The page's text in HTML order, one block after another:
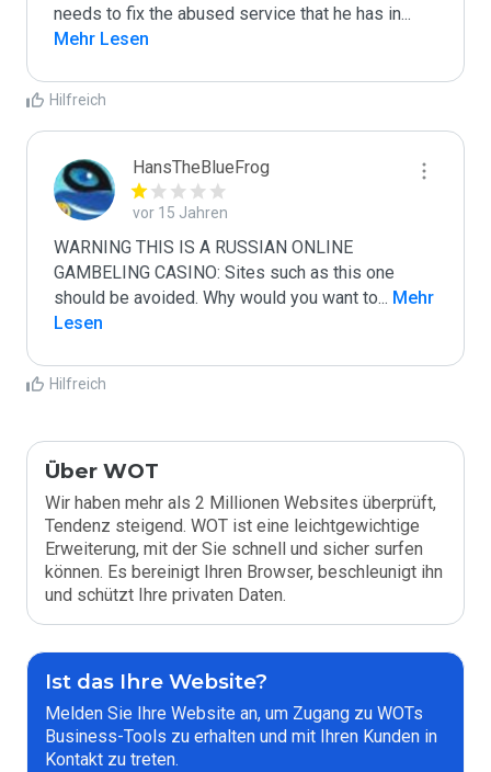
needs to fix the abused service that he has in...
Mehr Lesen
Hilfreich
HansTheBlueFrog
vor 15 Jahren
WARNING THIS IS A RUSSIAN ONLINE
GAMBELING CASINO: Sites such as this one
should be avoided. Why would you want to... Mehr
Lesen
Hilfreich
Über WOT
Wir haben mehr als 2 Millionen Websites überprüft,
Tendenz steigend. WOT ist eine leichtgewichtige
Erweiterung, mit der Sie schnell und sicher surfen
können. Es bereinigt Ihren Browser, beschleunigt ihn
und schützt Ihre privaten Daten.
Ist das Ihre Website?
Melden Sie Ihre Website an, um Zugang zu WOTs
Business-Tools zu erhalten und mit Ihren Kunden in
Kontakt zu treten.